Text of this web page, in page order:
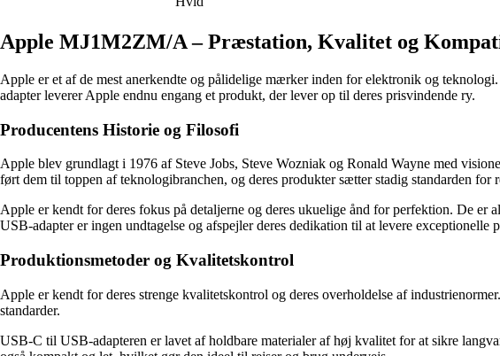
Apple MJ1M2ZM/A – Præstation, Kvalitet og
Apple er et af de mest anerkendte og pålidelige mærker inden for elektronik og
adapter leverer Apple endnu engang et produkt, der lever op til deres prisvindende ry.
Producentens Historie og Filosofi
Apple blev grundlagt i 1976 af Steve Jobs, Steve Wozniak og Ronald Wayne med
ført dem til toppen af teknologibranchen, og deres produkter sætter stadig standarden for
Apple er kendt for deres fokus på detaljerne og deres ukuelige ånd for perfektion. De
USB-adapter er ingen undtagelse og afspejler deres dedikation til at levere exceptionelle
Produktionsmetoder og Kvalitetskontrol
Apple er kendt for deres strenge kvalitetskontrol og deres overholdelse af
standarder.
USB-C til USB-adapteren er lavet af holdbare materialer af høj kvalitet for at sikre